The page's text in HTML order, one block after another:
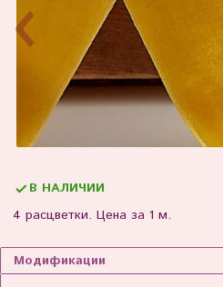
4 расцветки. Цена за 1 м.
В НАЛИЧИИ
Модификации